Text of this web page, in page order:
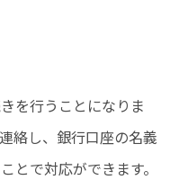
を行うことになりま
絡し、銀行口座の名義
とで対応ができます。